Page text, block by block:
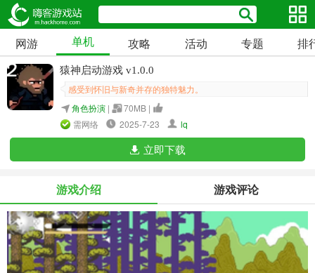
网游 单机 攻略 活动 专题 排
猿神启动游戏 v1.0.0
感受到怀旧与新奇并存的独特魅力。
角色扮演 |
70MB |
需网络
2025-7-23 lq
立即下载
游戏介绍 游戏评论